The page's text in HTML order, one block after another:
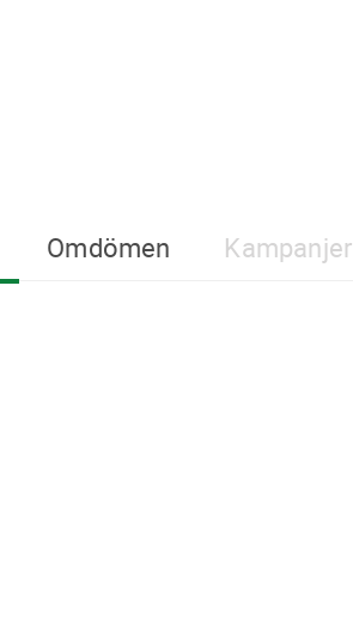
Omdömen Kampanjer